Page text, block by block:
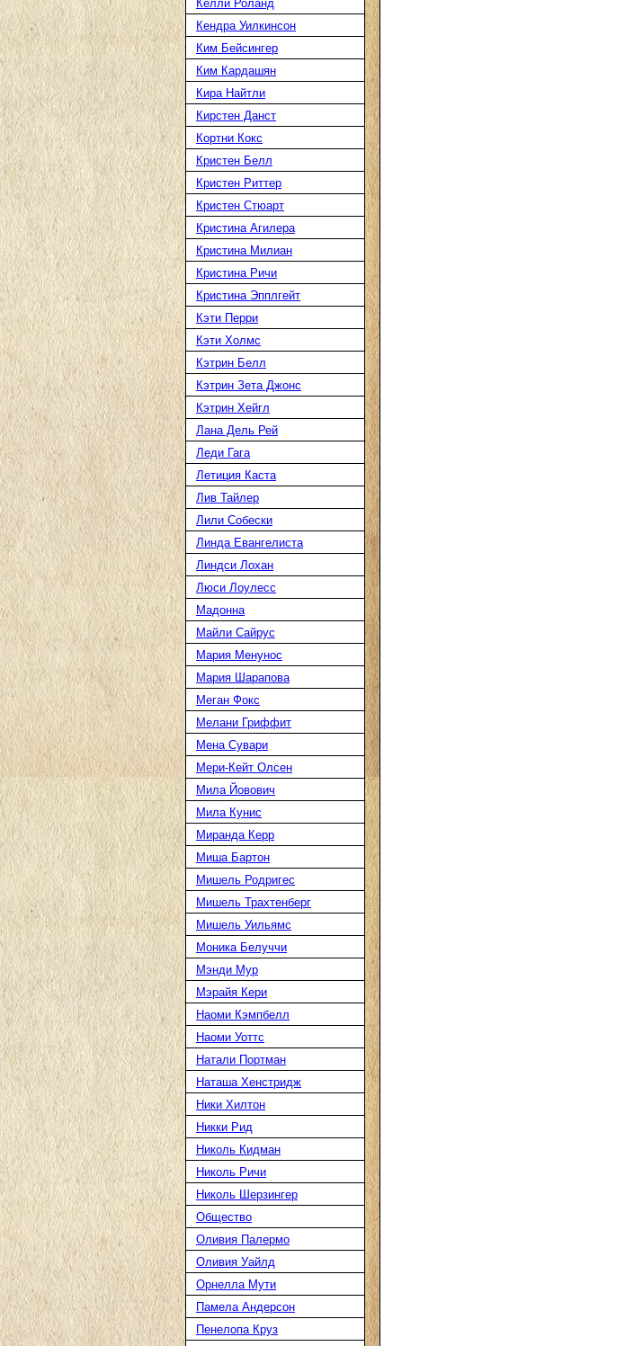
Келли Роланд
Кендра Уилкинсон
Ким Бейсингер
Ким Кардашян
Кира Найтли
Кирстен Данст
Кортни Кокс
Кристен Белл
Кристен Риттер
Кристен Стюарт
Кристина Агилера
Кристина Милиан
Кристина Ричи
Кристина Эпплгейт
Кэти Перри
Кэти Холмс
Кэтрин Белл
Кэтрин Зета Джонс
Кэтрин Хейгл
Лана Дель Рей
Леди Гага
Летиция Каста
Лив Тайлер
Лили Собески
Линда Евангелиста
Линдси Лохан
Люси Лоулесс
Мадонна
Майли Сайрус
Мария Менунос
Мария Шарапова
Меган Фокс
Мелани Гриффит
Мена Сувари
Мери-Кейт Олсен
Мила Йовович
Мила Кунис
Миранда Керр
Миша Бартон
Мишель Родригес
Мишель Трахтенберг
Мишель Уильямс
Моника Белуччи
Мэнди Мур
Мэрайя Кери
Наоми Кэмпбелл
Наоми Уоттс
Натали Портман
Наташа Хенстридж
Ники Хилтон
Никки Рид
Николь Кидман
Николь Ричи
Николь Шерзингер
Общество
Оливия Палермо
Оливия Уайлд
Орнелла Мути
Памела Андерсон
Пенелопа Круз